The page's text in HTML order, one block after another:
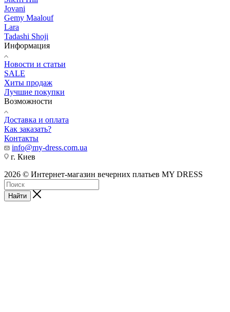
Jovani
Gemy Maalouf
Lara
Tadashi Shoji
Информация
Новости и статьи
SALE
Хиты продаж
Лучшие покупки
Возможности
Доставка и оплата
Как заказать?
Контакты
info@my-dress.com.ua
г. Киев
2026 © Интернет-магазин вечерних платьев MY DRESS
Найти